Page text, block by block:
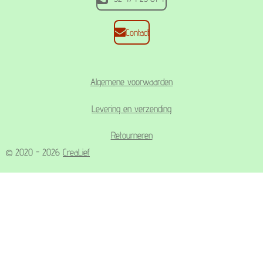
Contact
Algemene voorwaarden
Levering en verzending
Retourneren
© 2020 - 2026 CreaLief